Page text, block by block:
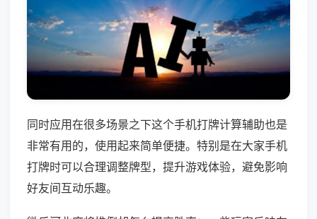
同时应用在很多场景之下这个手机打牌计算辅助也是
非常有用的，使用起来简单便捷。特别是在大家手机
打牌时可以合理调整牌型，提升游戏体验，避免影响
好友间互动乐趣。